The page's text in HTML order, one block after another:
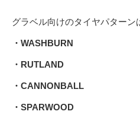
グラベル向けのタイヤパターン
・WASHBURN
・RUTLAND
・CANNONBALL
・SPARWOOD